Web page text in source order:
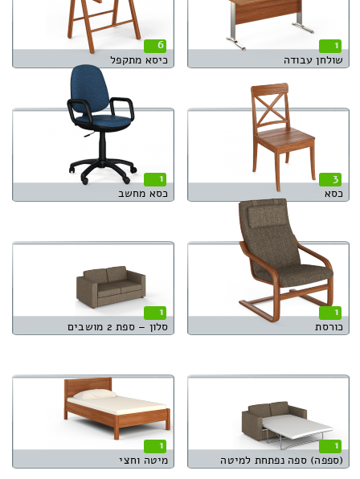
1
שולחן עבודה
6
כיסא מתקפל
3
כסא
1
כסא מחשב
1
כורסת
1
סלון – ספת 2 מושבים
1
(ספפה) ספה נפתחת למיטה
1
מיטה וחצי